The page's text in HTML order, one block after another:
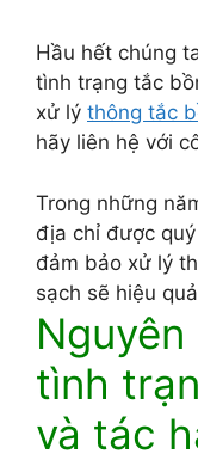
Hầu hết chúng
tình trạng tắc
xử lý thông tắc
hãy liên hệ với
Trong những
địa chỉ được
đảm bảo xử lý
sạch sẽ hiệu
tình
và tác